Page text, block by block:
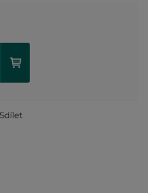
Sdílet